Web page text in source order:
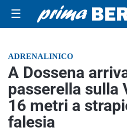
☰
ADRENALINICO
A Dossena
passerella sulla
16 metri a
falesia